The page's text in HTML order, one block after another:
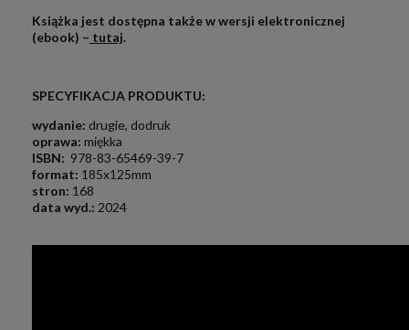
Książka jest dostępna także w wersji elektronicznej
(ebook) – tutaj.
SPECYFIKACJA PRODUKTU:
wydanie: drugie, dodruk
oprawa: miękka
ISBN: 978-83-65469-39-7
format: 185x125mm
stron: 168
data wyd.: 2024